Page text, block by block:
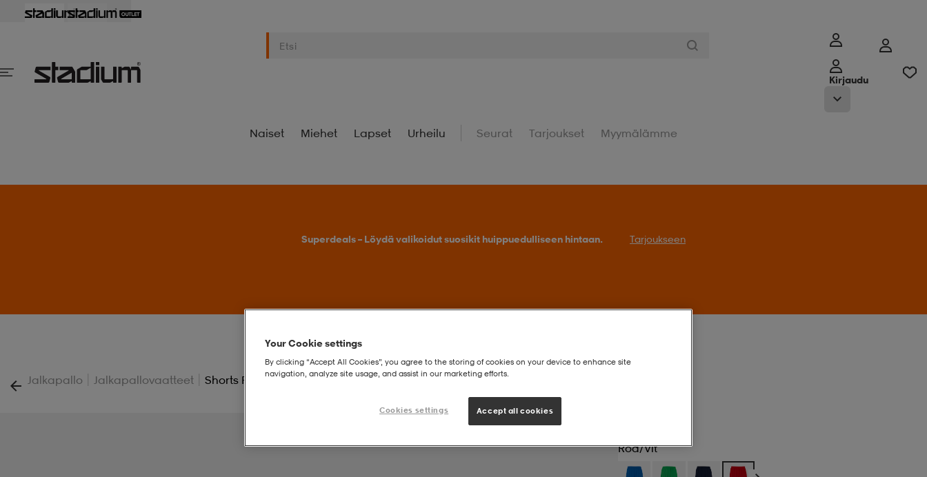
Kirjaudu
Naiset Miehet Lapset Urheilu Seurat Tarjoukset Myymälämme
Superdeals – Löydä valikoidut suosikit huippuedulliseen hintaan. Tarjoukseen
Jalkapallo | Jalkapallovaatteet | Shorts Performance Shorts
Röd/vit
Your Cookie settings
By clicking “Accept All Cookies”, you agree to the storing of cookies on your device to enhance site
navigation, analyze site usage, and assist in our marketing efforts.
Cookies settings Accept all cookies